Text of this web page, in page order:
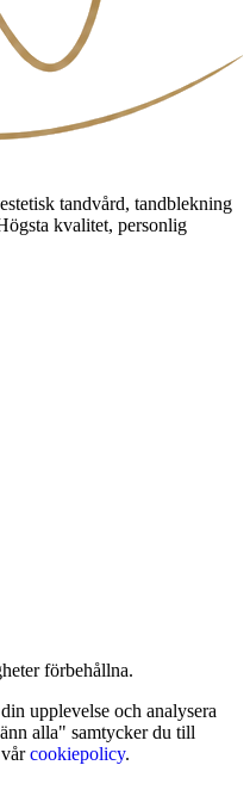
tandvård, tandblekning
kvalitet, personlig
förbehållna.
upplevelse och analysera
alla" samtycker du till
cookiepolicy.